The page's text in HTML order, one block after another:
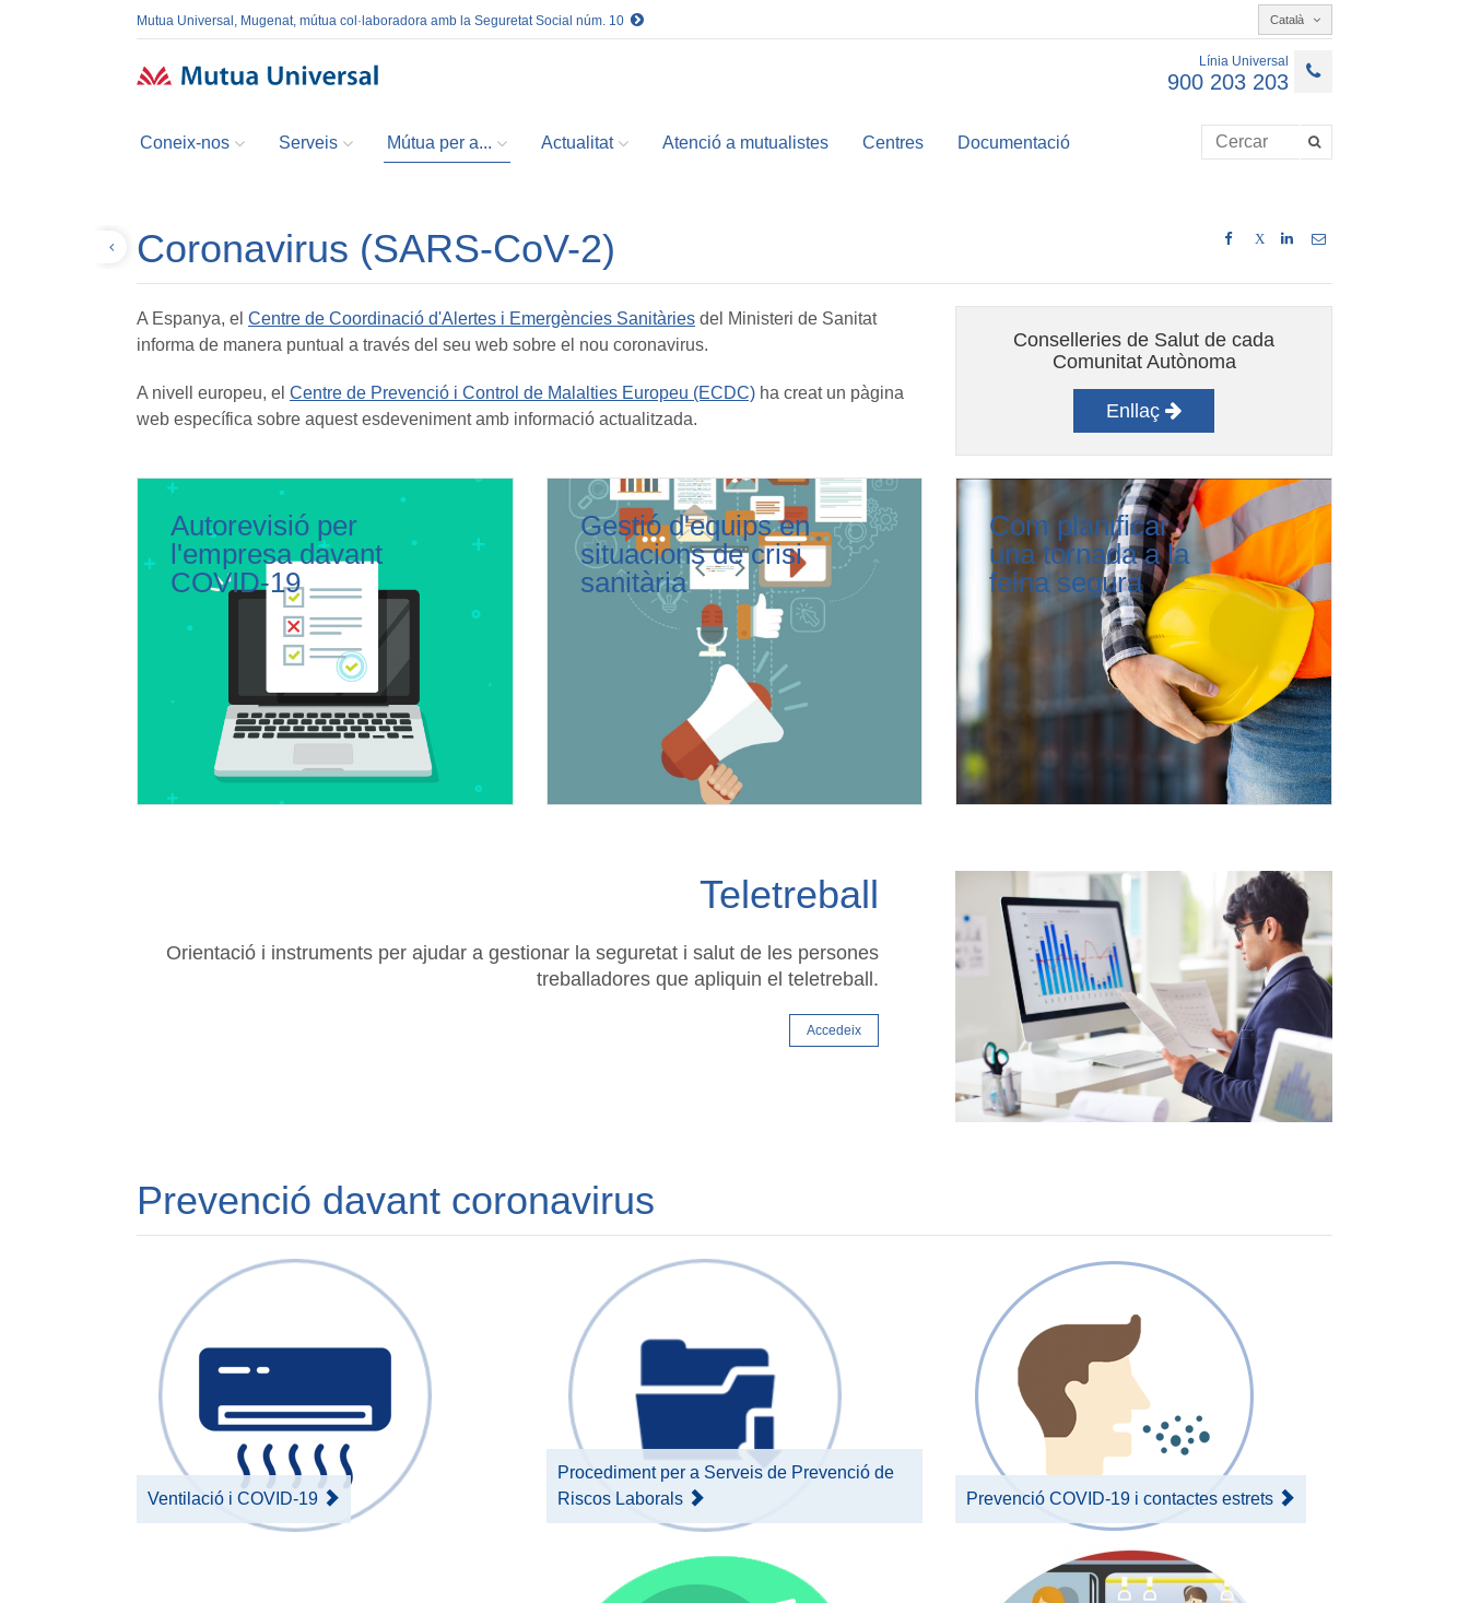
Mutua Universal, Mugenat, mútua col·laboradora amb la Seguretat Social núm. 10 Català
Línia Universal
900 203 203
Coneix-nos Serveis Mútua per a... Actualitat Atenció a mutualistes Centres Documentació
X
Coronavirus (SARS-CoV-2)
A Espanya, el Centre de Coordinació d'Alertes i Emergències Sanitàries del Ministeri de Sanitat
informa de manera puntual a través del seu web sobre el nou coronavirus.
A nivell europeu, el Centre de Prevenció i Control de Malalties Europeu (ECDC) ha creat un pàgina
web específica sobre aquest esdeveniment amb informació actualitzada.
Conselleries de Salut de cada
Comunitat Autònoma
Enllaç
Autorevisió per
l'empresa davant
COVID-19
Gestió d'equips en
situacions de crisi
sanitària
Com planificar
una tornada a la
feina segura
Teletreball
Orientació i instruments per ajudar a gestionar la seguretat i salut de les persones
treballadores que apliquin el teletreball.
Accedeix
Prevenció davant coronavirus
Ventilació i COVID-19
Procediment per a Serveis de Prevenció de
Riscos Laborals
Prevenció COVID-19 i contactes estrets